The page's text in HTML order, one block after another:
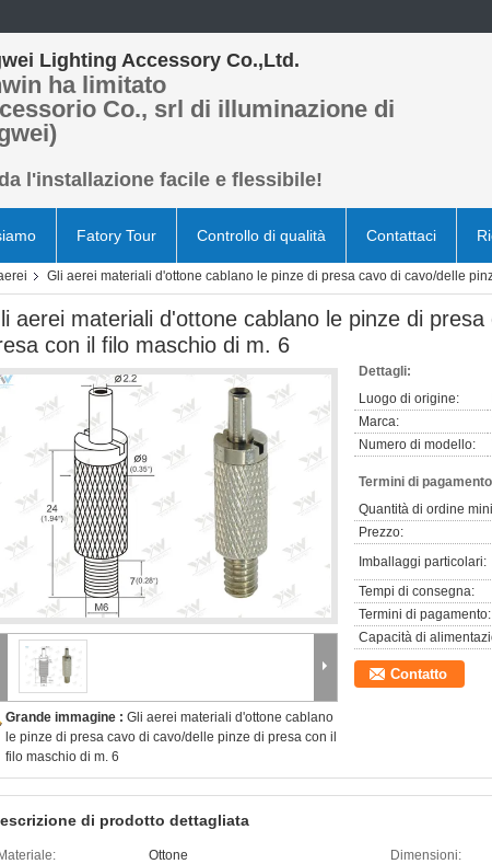
Lighting Accessory Co.,Ltd.
ha limitato
Co., srl di illuminazione di
l'installazione facile e flessibile!
Fatory Tour Controllo di qualità Contattaci
Gli aerei materiali d'ottone cablano le pinze di presa cavo di cavo/delle
aerei materiali d'ottone cablano le pinze di
con il filo maschio di m. 6
Grande immagine : Gli aerei materiali d'ottone cablano
le pinze di presa cavo di cavo/delle pinze di presa con il
filo maschio di m. 6
Dettagli:
Luogo di origine:
Marca:
Numero di modello:
Termini di
Quantità di ordine
Prezzo:
Imballaggi particolari:
Tempi di consegna:
Termini di pagamento:
Capacità di
Contatto
di prodotto dettagliata
Materiale: Ottone Dimensioni: